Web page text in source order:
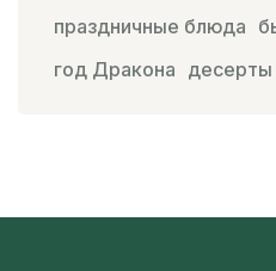
праздничные блюда
год Дракона десерты